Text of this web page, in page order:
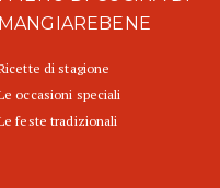
MANGIAREBENE
di stagione
occasioni speciali
feste tradizionali